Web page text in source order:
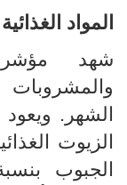
المواد الغذائية
شهد مؤشر
والمشروبات
الشهر.
الجبوب بنسبة 1,1%